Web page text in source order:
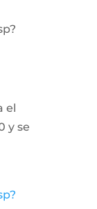
el
y se